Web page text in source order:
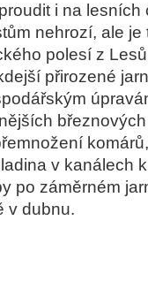
i na lesních
nehrozí, ale je
polesí z
přirozené
v kanálech
po záměrném
v dubnu.